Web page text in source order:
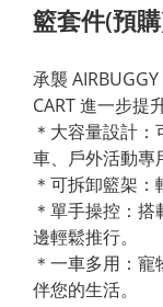
籃套件(預
承襲
CART 進一步提
＊大容量設計
車、戶外活動專
＊可拆卸籃架：
＊單手操控：
邊輕鬆推行。
＊一車多用：
伴您的生活。